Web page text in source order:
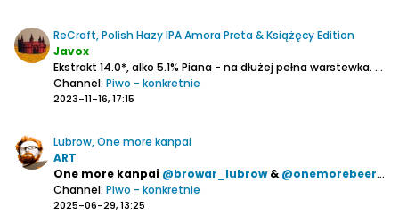
ReCraft, Polish Hazy IPA Amora Preta & Książęcy Edition
Javox
Ekstrakt 14.0*, alko 5.1% Piana - na dłużej pełna warstewka.
Channel: Piwo - konkretnie
2023-11-16, 17:15
Lubrow, One more kanpai
ART
One more kanpai @browar_lubrow& @onemorebeer.pl
Channel: Piwo - konkretnie
2025-06-29, 13:25